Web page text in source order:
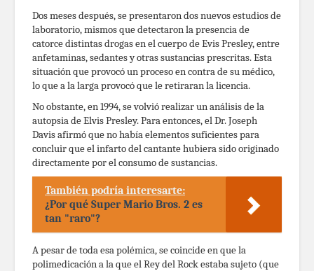
Dos meses después, se presentaron dos nuevos estudios de
laboratorio, mismos que detectaron la presencia de
catorce distintas drogas en el cuerpo de Evis Presley, entre
anfetaminas, sedantes y otras sustancias prescritas. Esta
situación que provocó un proceso en contra de su médico,
lo que a la larga provocó que le retiraran la licencia.
No obstante, en 1994, se volvió realizar un análisis de la
autopsia de Elvis Presley. Para entonces, el Dr. Joseph
Davis afirmó que no había elementos suficientes para
concluir que el infarto del cantante hubiera sido originado
directamente por el consumo de sustancias.
También podría interesarte:
¿Por qué Super Mario Bros. 2 es
tan "raro"?
A pesar de toda esa polémica, se coincide en que la
polimedicación a la que el Rey del Rock estaba sujeto (que